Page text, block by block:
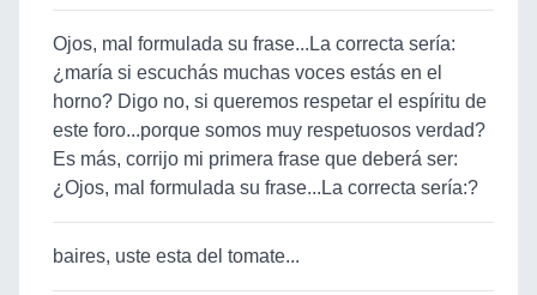
Ojos, mal formulada su frase...La correcta sería:
¿maría si escuchás muchas voces estás en el
horno? Digo no, si queremos respetar el espíritu de
este foro...porque somos muy respetuosos verdad?
Es más, corrijo mi primera frase que deberá ser:
¿Ojos, mal formulada su frase...La correcta sería:?
baires, uste esta del tomate...